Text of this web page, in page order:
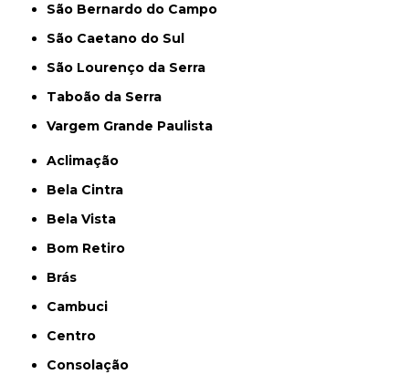
São Bernardo do Campo
São Caetano do Sul
São Lourenço da Serra
Taboão da Serra
Vargem Grande Paulista
Aclimação
Bela Cintra
Bela Vista
Bom Retiro
Brás
Cambuci
Centro
Consolação